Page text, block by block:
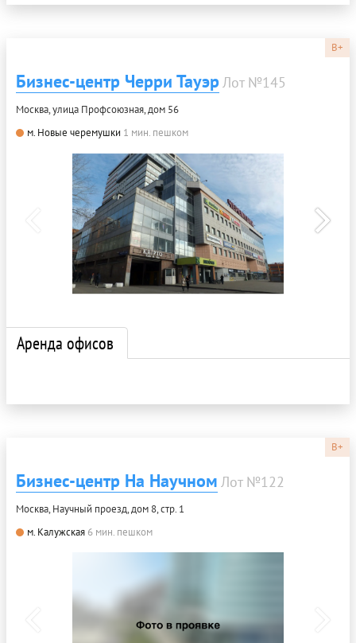
B+
Бизнес-центр Черри ТауэрЛот №145
Москва, улица Профсоюзная, дом 56
м. Новые черемушки 1 мин. пешком
Аренда офисов
B+
Бизнес-центр На Научном Лот №122
Москва, Научный проезд, дом 8, стр. 1
м. Калужская 6 мин. пешком